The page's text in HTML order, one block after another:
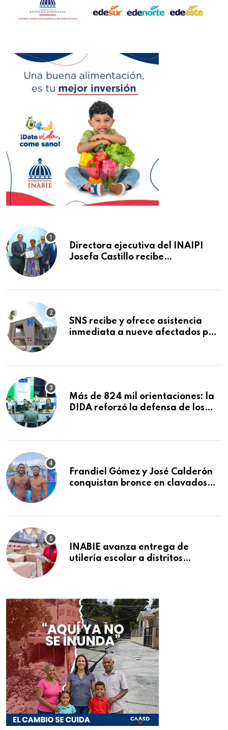
Directora ejecutiva del INAIPI
Josefa Castillo recibe
SNS recibe y ofrece asistencia
inmediata a nueve afectados por
Macorís
Más de 824 mil orientaciones: la
DIDA reforzó la defensa de los
Frandiel Gómez y José Calderón
conquistan bronce en clavados
INABIE avanza entrega de
utilería escolar a distritos